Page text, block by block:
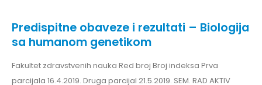
Predispitne obaveze i rezultati – Biologija
sa humanom genetikom
Fakultet zdravstvenih nauka Red broj Broj indeksa Prva
parcijala 16.4.2019. Druga parcijal 21.5.2019. SEM. RAD AKTIV